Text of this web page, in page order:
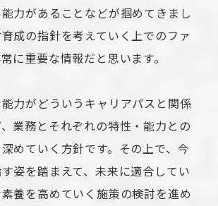
力があることなどが掴めてきまし
成の指針を考えていく上でのファ
に重要な情報だと思います。
力がどういうキャリアパスと関係
業務とそれぞれの特性・能力との
めていく方針です。その上で、今
姿を踏まえて、未来に適合してい
養を高めていく施策の検討を進め